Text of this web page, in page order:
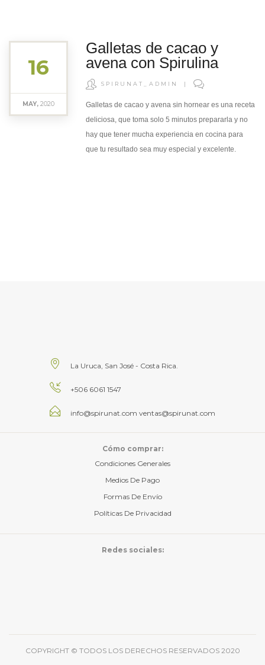
Galletas de cacao y
avena con Spirulina
SPIRUNAT_ADMIN |
Galletas de cacao y avena sin hornear es una receta
deliciosa, que toma solo 5 minutos prepararla y no
hay que tener mucha experiencia en cocina para
que tu resultado sea muy especial y excelente.
16
MAY, 2020
La Uruca, San José - Costa Rica.
+506 6061 1547
info@spirunat.com ventas@spirunat.com
Cómo comprar:
Condiciones Generales
Medios De Pago
Formas De Envío
Políticas De Privacidad
Redes sociales:
COPYRIGHT © TODOS LOS DERECHOS RESERVADOS 2020